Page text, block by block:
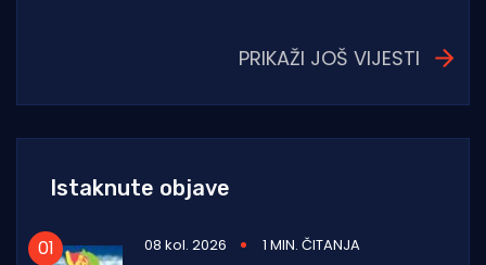
PRIKAŽI JOŠ VIJESTI
Istaknute objave
08 kol. 2026
1 MIN. ČITANJA